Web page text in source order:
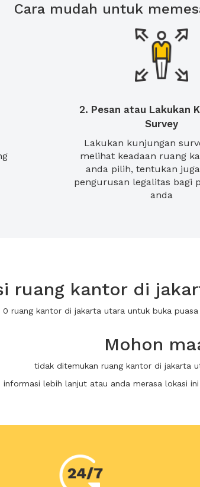
Cara mudah untuk
2. Pesan atau Lakukan
Survey
Lakukan kunjungan
melihat keadaan ruang
anda pilih, tentukan
pengurusan legalitas bagi
anda
ruang kantor di
0 ruang kantor di jakarta utara untuk buka
Mohon
tidak ditemukan ruang kantor di jakarta
informasi lebih lanjut atau anda merasa lokasi